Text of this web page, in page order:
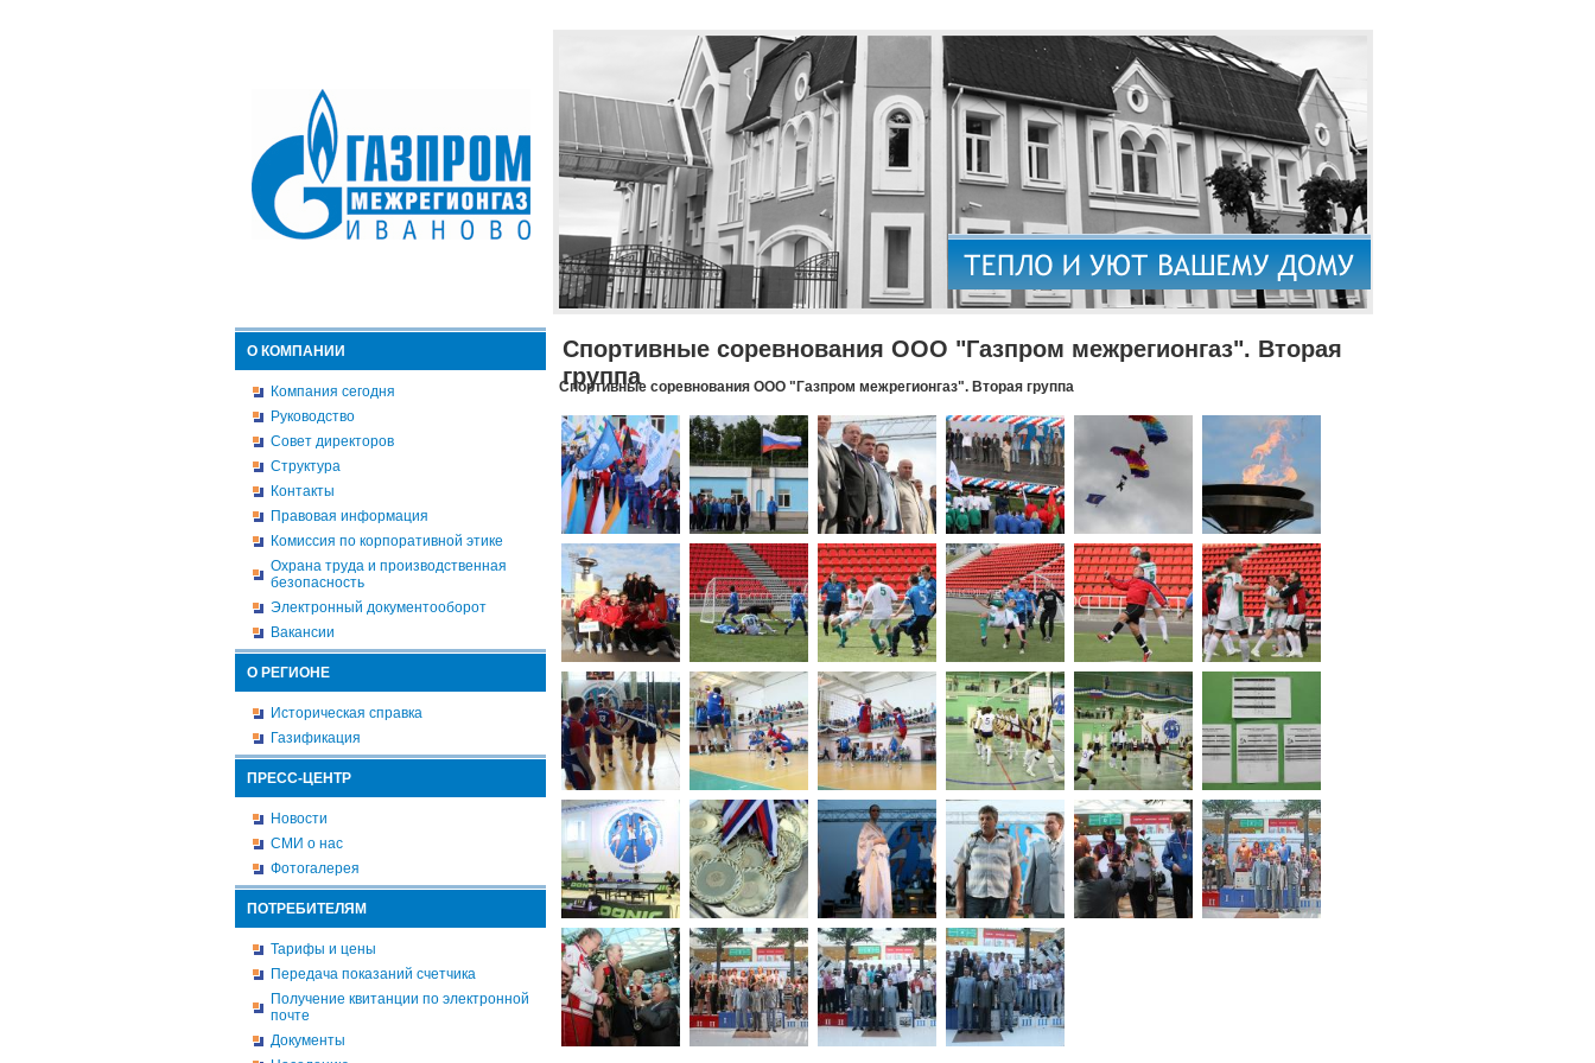
О КОМПАНИИ
Компания сегодня
Руководство
Совет директоров
Структура
Контакты
Правовая информация
Комиссия по корпоративной этике
Охрана труда и производственная
безопасность
Электронный документооборот
Вакансии
О РЕГИОНЕ
Историческая справка
Газификация
ПРЕСС-ЦЕНТР
Новости
СМИ о нас
Фотогалерея
ПОТРЕБИТЕЛЯМ
Тарифы и цены
Передача показаний счетчика
Получение квитанции по электронной
почте
Документы
Спортивные соревнования ООО "Газпром межрегионгаз". Вторая
группа
Спортивные соревнования ООО "Газпром межрегионгаз". Вторая группа